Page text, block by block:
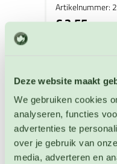
Deze website maakt
We gebruiken cookies
analyseren, functies
advertenties te
over je gebruik van
media, adverteren en
Artikelnummer:
€ 3,55